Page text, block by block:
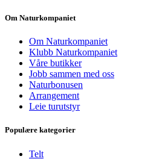
Om Naturkompaniet
Om Naturkompaniet
Klubb Naturkompaniet
Våre butikker
Jobb sammen med oss
Naturbonusen
Arrangement
Leie turutstyr
Populære kategorier
Telt